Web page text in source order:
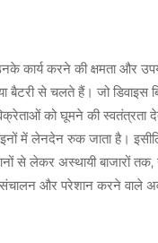
करने की क्षमता और
बैटरी से चलते हैं। जो डिवाइस
को घूमने की स्वतंत्रता
लेनदेन रुक जाता है।
से लेकर अस्थायी बाजारों
और परेशान करने वाले